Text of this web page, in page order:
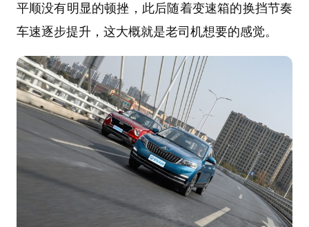
平顺没有明显的顿挫，此后随着变速箱的换挡节奏
车速逐步提升，这大概就是老司机想要的感觉。